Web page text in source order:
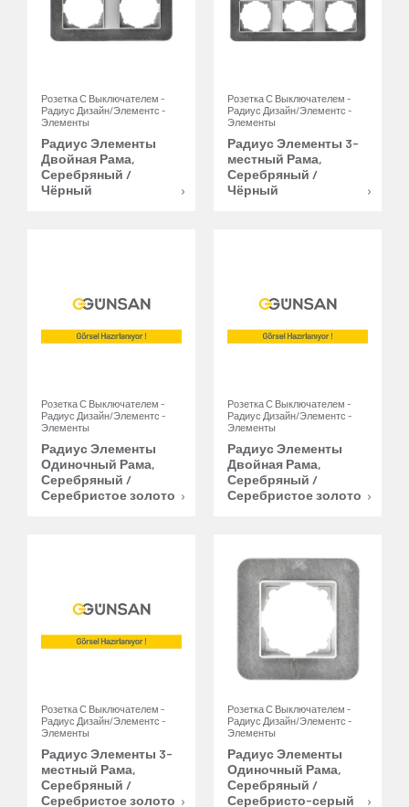
Розетка С Выключателем -
Радиус Дизайн/Элементс -
Элементы
Радиус Элементы
Двойная Рама,
Серебряный /
Чёрный
Розетка С Выключателем -
Радиус Дизайн/Элементс -
Элементы
Радиус Элементы 3-
местный Рама,
Серебряный /
Чёрный
Розетка С Выключателем -
Радиус Дизайн/Элементс -
Элементы
Радиус Элементы
Одиночный Рама,
Серебряный /
Серебристое золото
Розетка С Выключателем -
Радиус Дизайн/Элементс -
Элементы
Радиус Элементы
Двойная Рама,
Серебряный /
Серебристое золото
Розетка С Выключателем -
Радиус Дизайн/Элементс -
Элементы
Радиус Элементы 3-
местный Рама,
Серебряный /
Серебристое золото
Розетка С Выключателем -
Радиус Дизайн/Элементс -
Элементы
Радиус Элементы
Одиночный Рама,
Серебряный /
Серебристо-серый